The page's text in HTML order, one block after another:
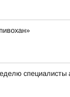
специалисты